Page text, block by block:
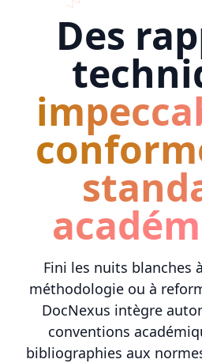
Des
Fini les nuits blanches
méthodologie ou à
DocNexus intègre
conventions
bibliographies aux